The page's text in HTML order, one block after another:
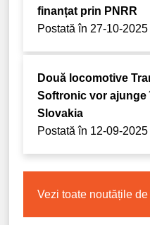
finanțat prin PNRR
Postată în 27-10-2025
Două locomotive
Softronic vor ajunge
Slovakia
Postată în 12-09-2025
Vezi toate noutățile